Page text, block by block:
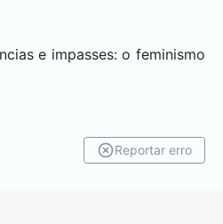
e impasses: o feminismo
Reportar erro